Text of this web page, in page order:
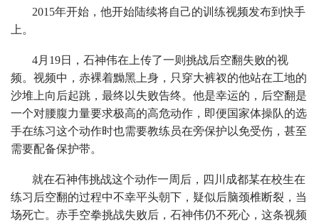
2015年开始，他开始陆续将自己的训练视频发布到快手
上。
4月19日，石神伟在上传了一则挑战后空翻失败的视
频。视频中，赤裸着黝黑上身，只穿大裤衩的他站在工地的
沙堆上向后起跳，最终以失败告终。他是幸运的，后空翻是
一个对腰腹力量要求极高的高危动作，即便国家体操队的选
手在练习这个动作时也需要教练员在旁保护以免受伤，甚至
需要配备保护带。
就在石神伟挑战这个动作一周后，四川成都某在校生在
练习后空翻的过程中不幸平头朝下，疑似后脑颈椎断裂，当
场死亡。赤手空拳挑战失败后，石神伟仍不死心，这条视频